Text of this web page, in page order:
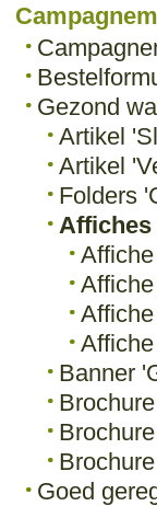
Gezond
Artikel
Artikel
Folders
Affiches
Banner
Goed